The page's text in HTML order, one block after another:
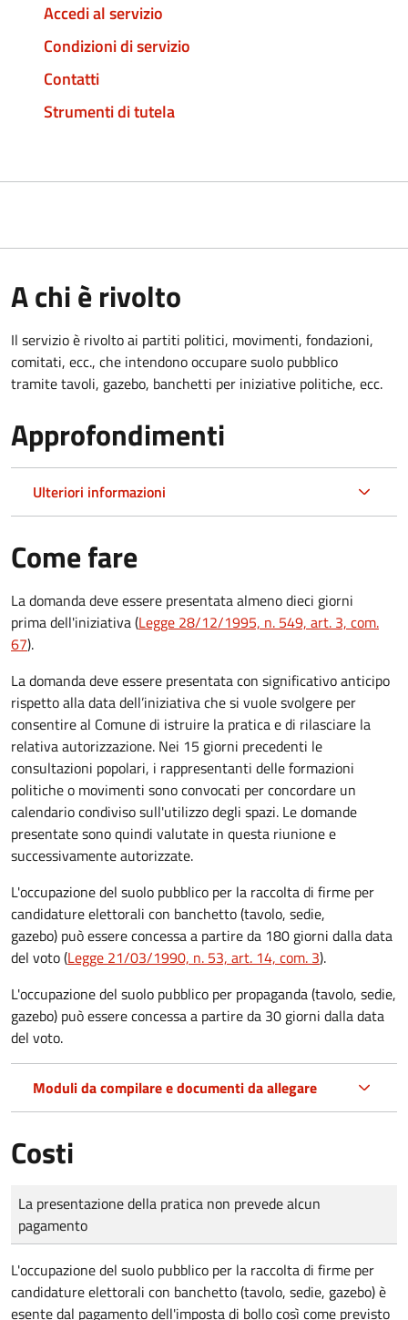
Accedi al servizio
Condizioni di servizio
Contatti
Strumenti di tutela
A chi è rivolto
Il servizio è rivolto ai partiti politici, movimenti, fondazioni,
comitati, ecc., che intendono occupare suolo pubblico
tramite tavoli, gazebo, banchetti per iniziative politiche, ecc.
Approfondimenti
Ulteriori informazioni
Come fare
La domanda deve essere presentataalmeno dieci giorni
primadell'iniziativa (Legge 28/12/1995, n. 549, art. 3, com.
67).
La domanda deve essere presentata con significativo anticipo
rispetto alla data dell’iniziativa che si vuole svolgere per
consentire al Comune di istruire la pratica e di rilasciare la
relativa autorizzazione. Nei 15 giorni precedenti le
consultazioni popolari, i rappresentanti delle formazioni
politiche o movimenti sono convocati per concordare un
calendario condiviso sull'utilizzo degli spazi. Le domande
presentate sono quindi valutate in questa riunione e
successivamente autorizzate.
L'occupazione del suolo pubblico per la raccolta di firme per
candidature elettorali con banchetto (tavolo, sedie,
gazebo) può essere concessa a partire da 180 giorni dalla data
del voto (Legge 21/03/1990, n. 53, art. 14, com. 3).
L'occupazione del suolo pubblico per propaganda (tavolo, sedie,
gazebo) può essere concessa a partire da 30 giorni dalla data
del voto.
Moduli da compilare e documenti da allegare
Costi
Tipo di pagamento
Importo
La presentazione della pratica non prevede alcun
pagamento
L'occupazione del suolo pubblico per la raccolta di firme per
candidature elettorali con banchetto (tavolo, sedie, gazebo) è
esente dal pagamento dell'imposta di bollo così come previsto